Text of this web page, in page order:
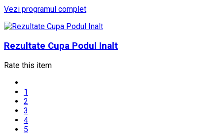
Vezi programul complet
Rezultate Cupa Podul Inalt
Rate this item
1
2
3
4
5